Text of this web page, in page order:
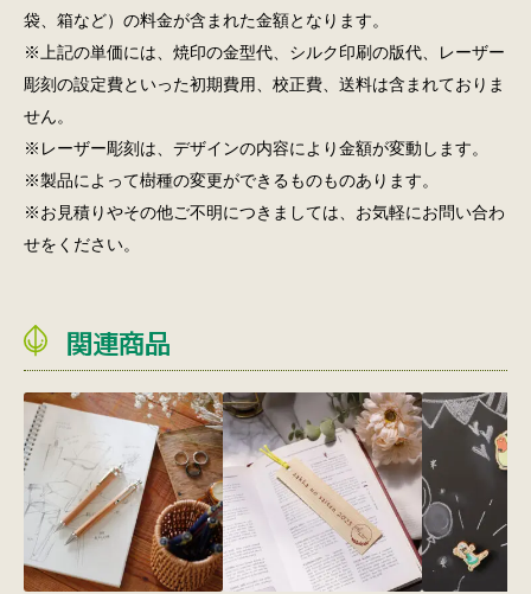
袋、箱など）の料金が含まれた金額となります。
※上記の単価には、焼印の金型代、シルク印刷の版代、レーザー
彫刻の設定費といった初期費用、校正費、送料は含まれておりま
せん。
※レーザー彫刻は、デザインの内容により金額が変動します。
※製品によって樹種の変更ができるものものあります。
※お見積りやその他ご不明につきましては、お気軽にお問い合わ
せをください。
関連商品